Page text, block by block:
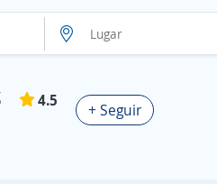
4.5
+ Seguir